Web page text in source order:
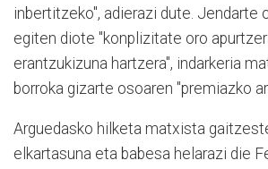
inbertitzeko", adierazi dute. Jendarte
egiten diote "konplizitate oro
erantzukizuna hartzera", indarkeria
borroka gizarte osoaren "premiazko
Arguedasko hilketa matxista
elkartasuna eta babesa helarazi die